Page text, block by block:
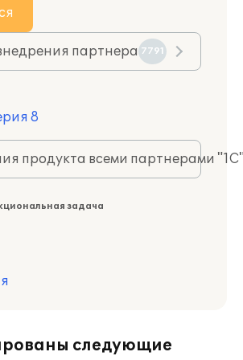
партнера 7791
8
продукта всеми партнерами
задача
следующие